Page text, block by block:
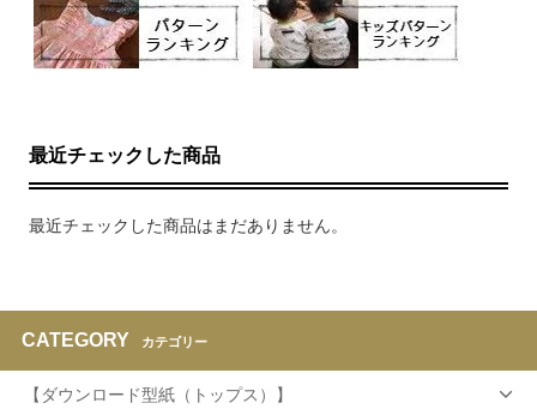
最近チェックした商品
最近チェックした商品はまだありません。
CATEGORY カテゴリー
【ダウンロード型紙（トップス）】